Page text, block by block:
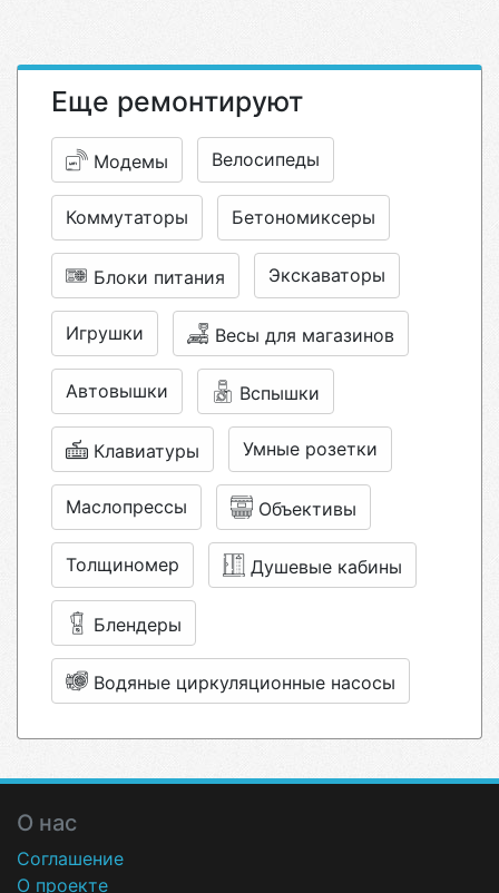
Еще ремонтируют
Модемы Велосипеды
Коммутаторы Бетономиксеры
Блоки питания Экскаваторы
Игрушки Весы для магазинов
Автовышки Вспышки
Клавиатуры Умные розетки
Маслопрессы Объективы
Толщиномер Душевые кабины
Блендеры
Водяные циркуляционные насосы
О нас
Соглашение
О проекте